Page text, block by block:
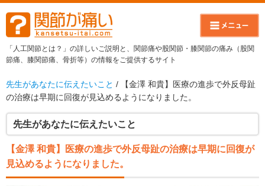
「人工関節とは？」の詳しいご説明と、関節痛や股関節・膝関節の痛み（股関
節痛、膝関節痛、骨折等）の情報をご提供するサイト
先生があなたに伝えたいこと / 【金澤 和貴】医療の進歩で外反母趾
の治療は早期に回復が見込めるようになりました。
先生があなたに伝えたいこと
【金澤 和貴】医療の進歩で外反母趾の治療は早期に回復が
見込めるようになりました。